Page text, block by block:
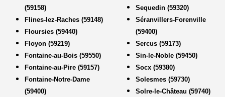
(59158)
Flines-lez-Raches (59148)
Floursies (59440)
Floyon (59219)
Fontaine-au-Bois (59550)
Fontaine-au-Pire (59157)
Fontaine-Notre-Dame
(59400)
Sequedin (59320)
Séranvillers-Forenville
(59400)
Sercus (59173)
Sin-le-Noble (59450)
Socx (59380)
Solesmes (59730)
Solre-le-Château (59740)